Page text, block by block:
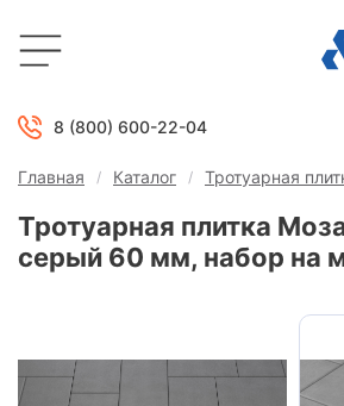
8 (800) 600-22-04
Главная Каталог Тротуарная
Тротуарная плитка
серый 60 мм, набор на